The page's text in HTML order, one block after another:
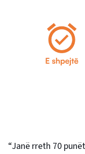
“Janë rreth 70